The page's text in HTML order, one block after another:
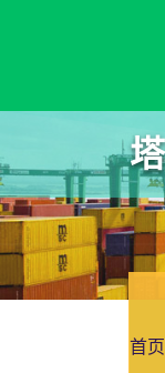
首页